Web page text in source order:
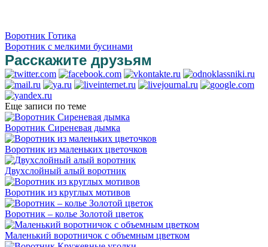
Воротник Готика
Воротник с мелкими бусинами
Расскажите друзьям
Еще записи по теме
Воротник Сиреневая дымка
Воротник из маленьких цветочков
Двухслойный алый воротник
Воротник из круглых мотивов
Воротник – колье Золотой цветок
Маленький воротничок с объемным цветком